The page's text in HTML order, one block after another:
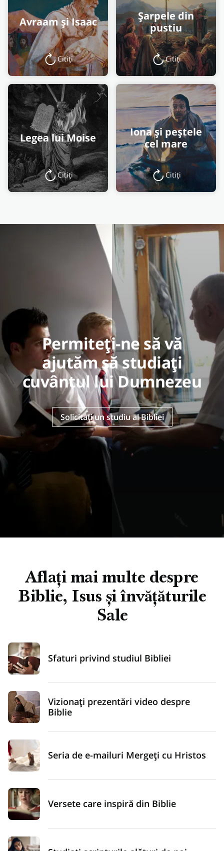
Avraam și Isaac
Citiți
Șarpele din
pustiu
Citiți
Legea lui Moise
Citiți
Iona și peștele
cel mare
Citiți
Permiteți-ne să vă
ajutăm să studiați
cuvântul lui Dumnezeu
Solicitați un studiu al Bibliei
Aflați mai multe despre
Biblie, Isus și învățăturile
Sale
Sfaturi privind studiul Bibliei
Vizionați prezentări video despre
Biblie
Seria de e-mailuri Mergeți cu Hristos
Versete care inspiră din Biblie